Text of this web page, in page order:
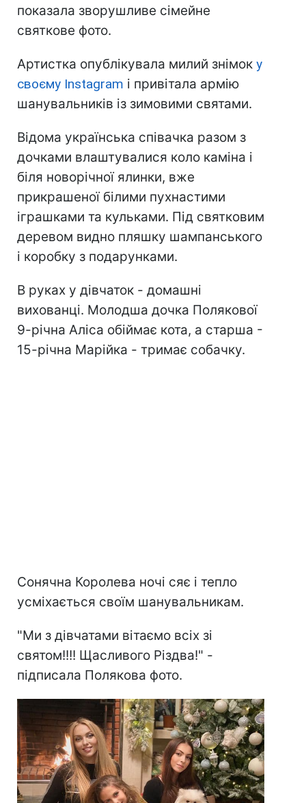
показала зворушливе сімейне
святкове фото.
Артистка опублікувала милий знімок у
своєму Instagram і привітала армію
шанувальників із зимовими святами.
Відома українська співачка разом з
дочками влаштувалися коло каміна і
біля новорічної ялинки, вже
прикрашеної білими пухнастими
іграшками та кульками. Під святковим
деревом видно пляшку шампанського
і коробку з подарунками.
В руках у дівчаток - домашні
вихованці. Молодша дочка Полякової
9-річна Аліса обіймає кота, а старша -
15-річна Марійка - тримає собачку.
Сонячна Королева ночі сяє і тепло
усміхається своїм шанувальникам.
"Ми з дівчатами вітаємо всіх зі
святом!!!! Щасливого Різдва!" -
підписала Полякова фото.